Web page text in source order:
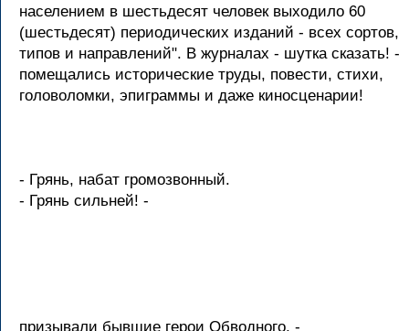
населением в шестьдесят человек выходило 60
(шестьдесят) периодических изданий - всех сортов,
типов и направлений". В журналах - шутка сказать! -
помещались исторические труды, повести, стихи,
головоломки, эпиграммы и даже киносценарии!
- Грянь, набат громозвонный.
- Грянь сильней! -
призывали бывшие герои Обводного, -